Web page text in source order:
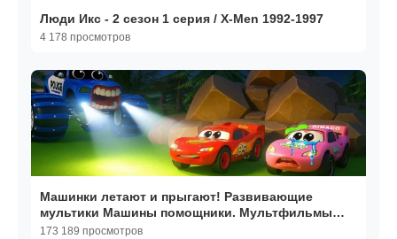
Люди Икс - 2 сезон 1 серия / X-Men 1992-1997
4 178 просмотров
Машинки летают и прыгают! Развивающие
мультики Машины помощники. Мультфильмы
про машинки
173 189 просмотров